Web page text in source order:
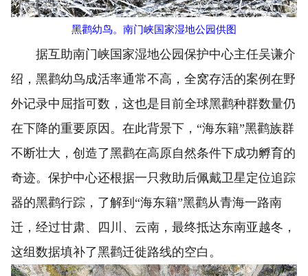
黑鹳幼鸟。南门峡国家湿地公园供图
据互助南门峡国家湿地公园保护中心主任吴谦介
绍，黑鹳幼鸟成活率通常不高，全窝存活的案例在野
外记录中屈指可数，这也是目前全球黑鹳种群数量仍
在下降的重要原因。在此背景下，“海东籍”黑鹳族群
不断壮大，创造了黑鹳在高原自然条件下成功孵育的
奇迹。保护中心还根据一只救助后佩戴卫星定位追踪
器的黑鹳行踪，了解到“海东籍”黑鹳从青海一路南
迁，经过甘肃、四川、云南，最终抵达东南亚越冬，
这组数据填补了黑鹳迁徙路线的空白。